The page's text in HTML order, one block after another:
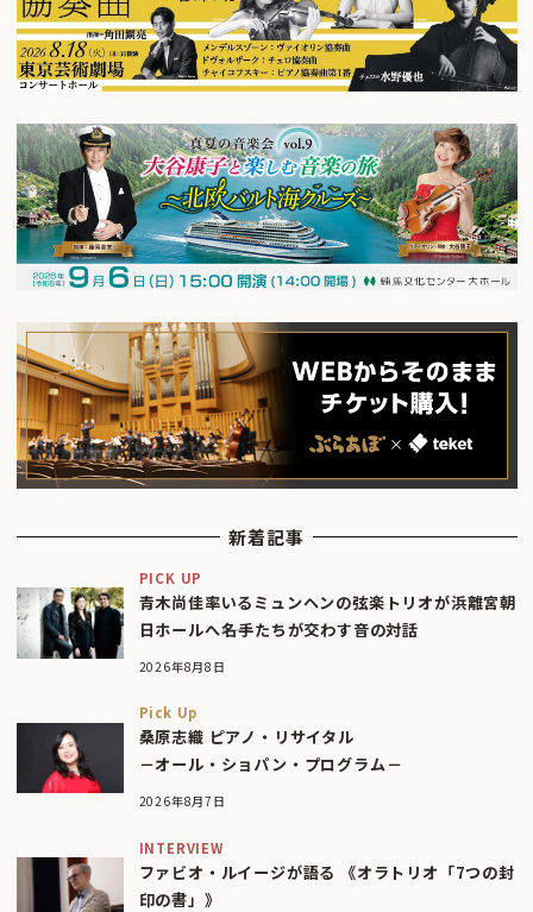
新着記事
PICK UP
青木尚佳率いるミュンヘンの弦楽トリオが浜離宮朝
日ホールへ――名手たちが交わす音の対話
2026年8月8日
Pick Up
桑原志織 ピアノ・リサイタル
－オール・ショパン・プログラム－
2026年8月7日
INTERVIEW
ファビオ・ルイージが語る 《オラトリオ「7つの封
印の書」》